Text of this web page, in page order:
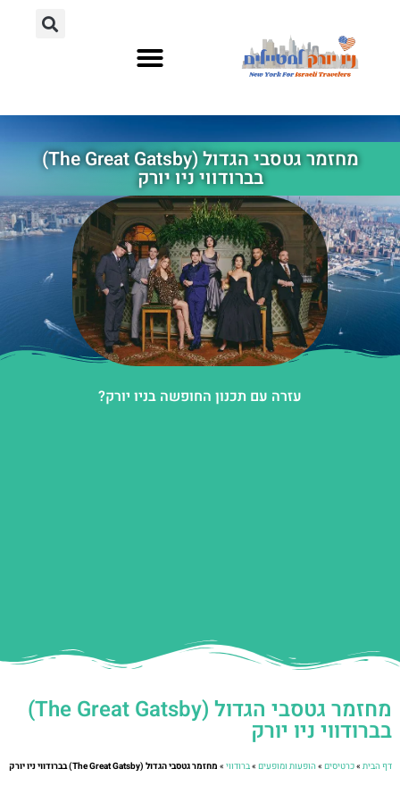
מחזמר גטסבי הגדול (The Great Gatsby)
בברודווי ניו יורק
עזרה עם תכנון החופשה בניו יורק?
מחזמר גטסבי הגדול (The Great Gatsby)
בברודווי ניו יורק
דף הבית»כרטיסים»הופעות ומופעים»ברודווי» מחזמר גטסבי הגדול (The Great Gatsby) בברודווי ניו יורק